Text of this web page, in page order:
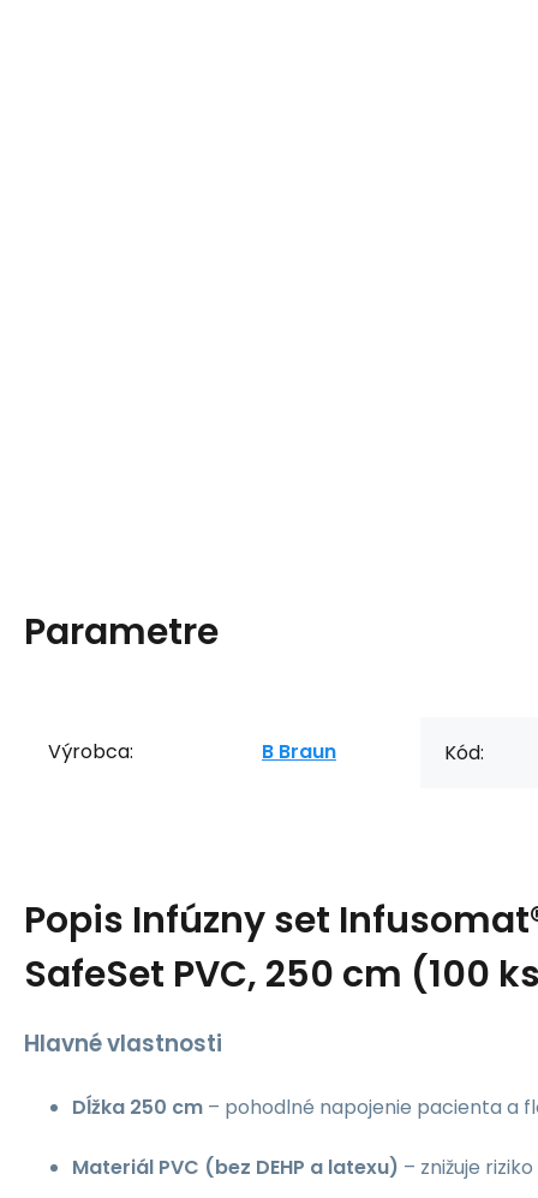
Parametre
Výrobca: B Braun Kód:
Popis Infúzny set
SafeSet PVC, 250 cm (100
Hlavné vlastnosti
Dĺžka 250 cm – pohodlné napojenie pacienta a
Materiál PVC (bez DEHP a latexu) – znižuje